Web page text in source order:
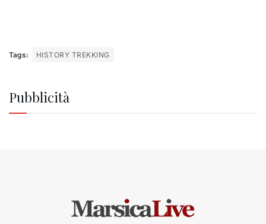
Tags: HISTORY TREKKING
Pubblicità